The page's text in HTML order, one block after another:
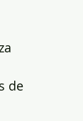
de